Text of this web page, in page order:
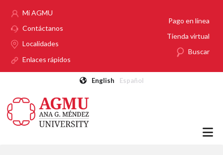
Mi AGMU
Contáctanos
Localidades
Enlaces rápidos
Pago en línea
Tienda virtual
Buscar
English Español